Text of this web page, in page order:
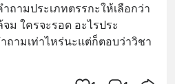
ถามประเภทตรรกะให้เลือกว่า
ม ใครจะรอด อะไรประ
ถามเท่าไหร่นะแต่ก็ตอบว่าวิชา